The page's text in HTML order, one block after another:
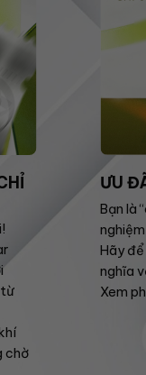
từ
chờ
ƯU
Bạn là
Hãy
nghĩa
Xem